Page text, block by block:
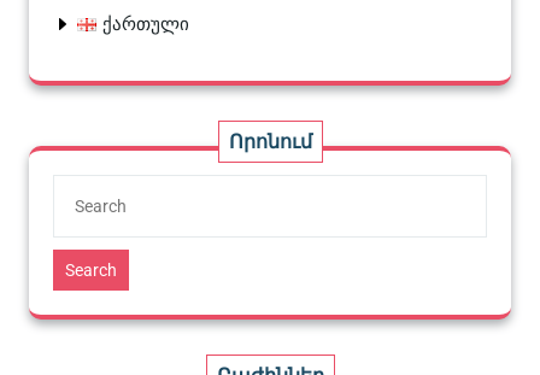
ქართული
Որոնում
Search